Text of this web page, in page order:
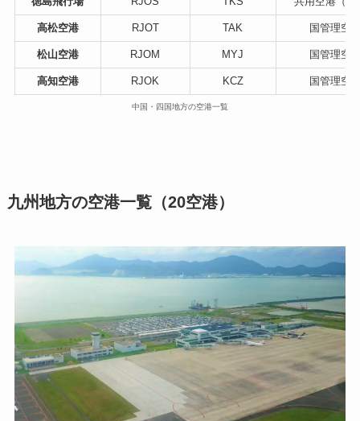
高松空港 RJOT TAK 国管理空
松山空港 RJOM MYJ 国管理空
高知空港 RJOK KCZ 国管理空
中国・四国地方の空港一覧
九州地方の空港一覧（20空港）